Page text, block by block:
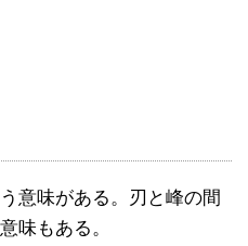
意味がある。刃と峰の間
味もある。